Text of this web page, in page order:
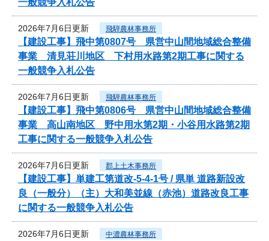
2026年7月6日更新 飛騨農林事務所
【建設工事】飛中第0807号 県営中山間地域総合整備
事業 清見荘川地区 下村用水路第2期工事に関する
一般競争入札公告
2026年7月6日更新 飛騨農林事務所
【建設工事】飛中第0806号 県営中山間地域総合整備
事業 高山南地区 野中用水第2期・小谷用水路第2期
工事に関する一般競争入札公告
2026年7月6日更新 郡上土木事務所
【建設工事】単建工第道改-5-4-1号 / 県単 道路新設改
良（一般分）（主）大和美並線（赤池）道路改良工事
に関する一般競争入札公告
2026年7月6日更新 中濃農林事務所